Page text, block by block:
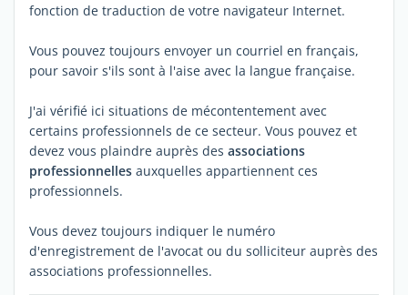
fonction de traduction de votre navigateur Internet.
Vous pouvez toujours envoyer un courriel en français,
pour savoir s'ils sont à l'aise avec la langue française.
J'ai vérifié ici situations de mécontentement avec
certains professionnels de ce secteur. Vous pouvez et
devez vous plaindre auprès des associations
professionnelles auxquelles appartiennent ces
professionnels.
Vous devez toujours indiquer le numéro
d'enregistrement de l'avocat ou du solliciteur auprès des
associations professionnelles.